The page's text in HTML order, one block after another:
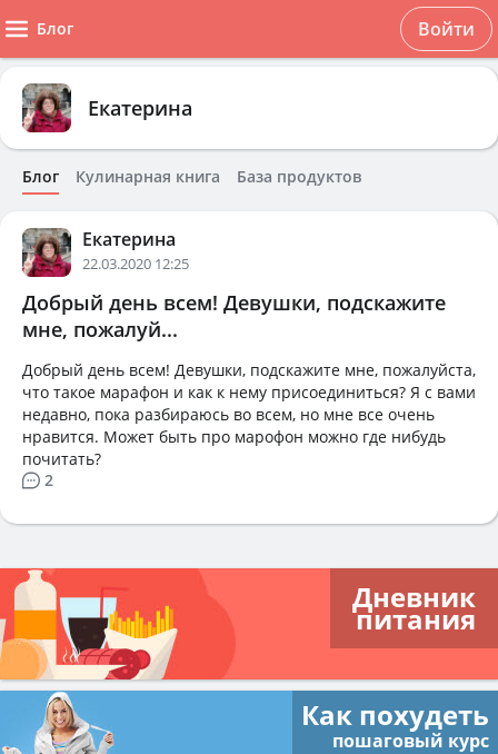
Блог Войти
Екатерина
Блог Кулинарная книга База продуктов
Екатерина
22.03.2020 12:25
Добрый день всем! Девушки, подскажите
мне, пожалуй...
Добрый день всем! Девушки, подскажите мне, пожалуйста,
что такое марафон и как к нему присоединиться? Я с вами
недавно, пока разбираюсь во всем, но мне все очень
нравится. Может быть про марофон можно где нибудь
почитать?
2
Дневник
питания
Как похудеть
пошаговый курс